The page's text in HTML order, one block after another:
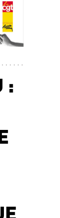
: